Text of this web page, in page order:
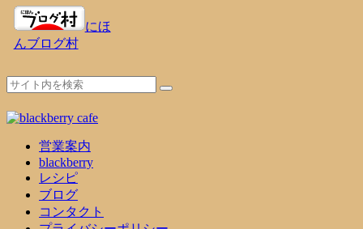
にほ
んブログ村
営業案内
blackberry
レシピ
ブログ
コンタクト